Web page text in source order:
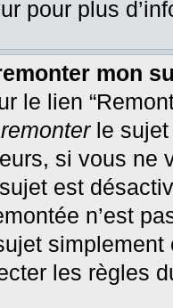
pour plus
mon
le lien
remonterle sujet
si vous ne
est
n’est
les règles